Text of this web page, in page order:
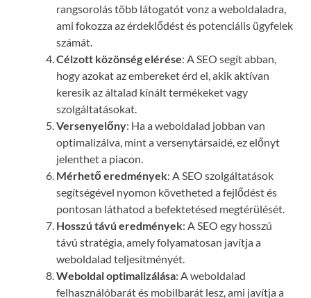
rangsorolás több látogatót vonz a weboldaladra,
ami fokozza az érdeklődést és potenciális ügyfelek
számát.
Célzott közönség elérése: A SEO segít abban,
hogy azokat az embereket érd el, akik aktívan
keresik az általad kínált termékeket vagy
szolgáltatásokat.
Versenyelőny: Ha a weboldalad jobban van
optimalizálva, mint a versenytársaidé, ez előnyt
jelenthet a piacon.
Mérhető eredmények: A SEO szolgáltatások
segítségével nyomon követheted a fejlődést és
pontosan láthatod a befektetésed megtérülését.
Hosszú távú eredmények: A SEO egy hosszú
távú stratégia, amely folyamatosan javítja a
weboldalad teljesítményét.
Weboldal optimalizálása: A weboldalad
felhasználóbarát és mobilbarát lesz, ami javítja a